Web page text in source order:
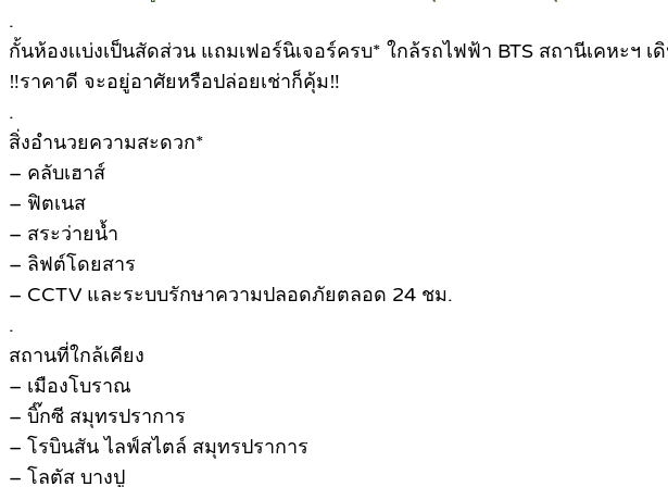
.
กั้นห้องเเบ่งเป็นสัดส่วน แถมเฟอร์นิเจอร์ครบ* ใกล้รถไฟฟ้า BTS สถานีเคหะฯ
‼ราคาดี จะอยู่อาศัยหรือปล่อยเช่าก็คุ้ม‼
.
สิ่งอำนวยความสะดวก*
– คลับเฮาส์
– ฟิตเนส
– สระว่ายน้ำ
– ลิฟต์โดยสาร
– CCTV และระบบรักษาความปลอดภัยตลอด 24 ชม.
.
สถานที่ใกล้เคียง
– เมืองโบราณ
– บิ๊กซี สมุทรปราการ
– โรบินสัน ไลฟ์สไตล์ สมุทรปราการ
– โลตัส บางปู